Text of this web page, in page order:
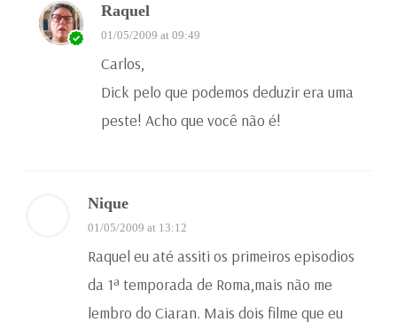
Raquel
01/05/2009 at 09:49
Carlos,
Dick pelo que podemos deduzir era uma
peste! Acho que você não é!
Nique
01/05/2009 at 13:12
Raquel eu até assiti os primeiros episodios
da 1ª temporada de Roma,mais não me
lembro do Ciaran. Mais dois filme que eu